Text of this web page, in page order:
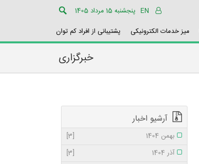
پنجشنبه 15 مرداد 1405 EN
میز خدمات الکترونیکی پشتیبانی از افراد کم توان
خبرگزاری
آرشیو اخبار
بهمن 1404
[3]
آذر 1404
[3]